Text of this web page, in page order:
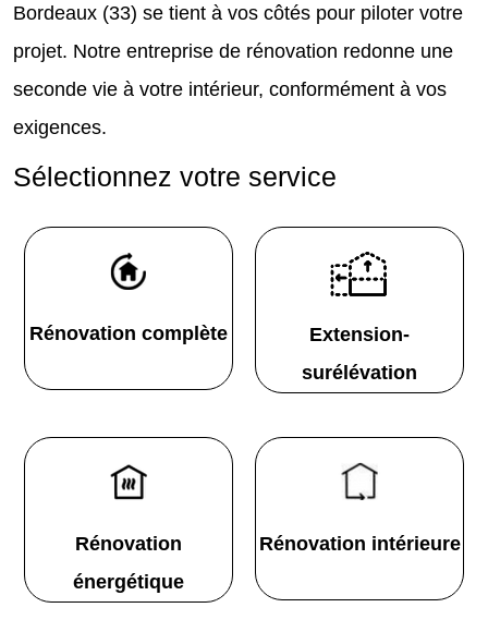
Bordeaux (33) se tient à vos côtés pour piloter votre
projet. Notre entreprise de rénovation redonne une
seconde vie à votre intérieur, conformément à vos
exigences.
Sélectionnez votre service
Rénovation complète
Extension-
surélévation
Rénovation
énergétique
Rénovation intérieure